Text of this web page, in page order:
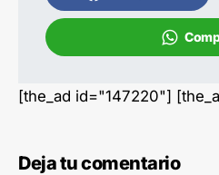
[the_ad id="147220"]
Deja tu comentario